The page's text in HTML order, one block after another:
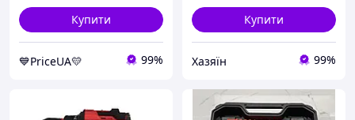
Купити
💙PriceUA💛 99%
Купити
Хазяїн 99%